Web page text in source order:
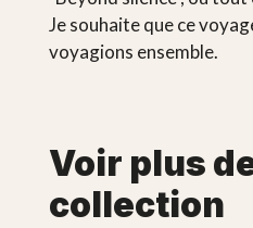
Je souhaite que ce
voyagions ensemble.
Voir plus
collection